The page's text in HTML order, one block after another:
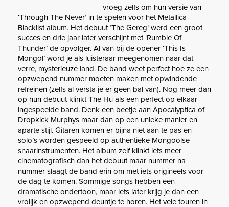
vroeg zelfs om hun versie van
‘Through The Never’ in te spelen voor het Metallica
Blacklist album. Het debuut ‘The Gereg’ werd een groot
succes en drie jaar later verschijnt met ‘Rumble Of
Thunder’ de opvolger. Al van bij de opener ‘This Is
Mongol’ word je als luisteraar meegenomen naar dat
verre, mysterieuze land. De band weet perfect hoe ze een
opzwepend nummer moeten maken met opwindende
refreinen (zelfs al versta je er geen bal van). Nog meer dan
op hun debuut klinkt The Hu als een perfect op elkaar
ingespeelde band. Denk een beetje aan Apocalyptica of
Dropkick Murphys maar dan op een unieke manier en
aparte stijl. Gitaren komen er bijna niet aan te pas en
solo’s worden gespeeld op authentieke Mongoolse
snaarinstrumenten. Het album zelf klinkt iets meer
cinematografisch dan het debuut maar nummer na
nummer slaagt de band erin om met iets origineels voor
de dag te komen. Sommige songs hebben een
dramatische ondertoon, maar iets later krijg je dan een
vrolijk en opzwepend deuntje te horen. Het vele touren in